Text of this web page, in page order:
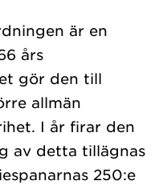
är en
års
gör den till
allmän
I år firar den
av detta tillägnas
250:e